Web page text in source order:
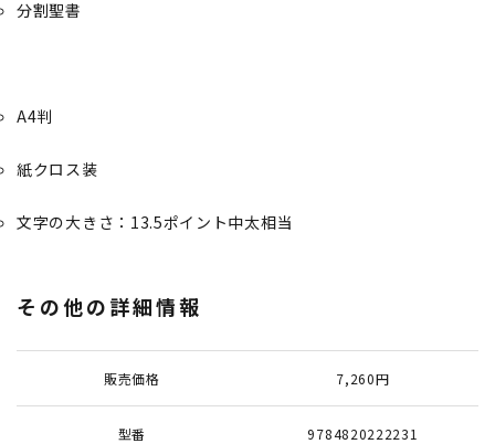
分割聖書
A4判
紙クロス装
文字の大きさ：13.5ポイント中太相当
その他の詳細情報
販売価格 7,260円
型番 9784820222231